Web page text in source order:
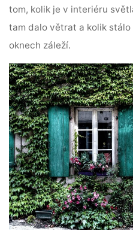
tom, kolik je v interiéru
tam dalo větrat a kolik
oknech záleží.